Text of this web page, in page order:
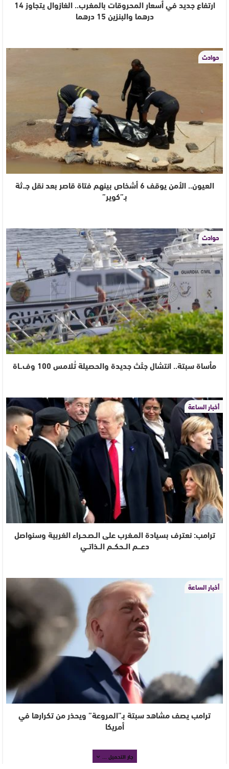
ارتفاع جديد في أسعار المحروقات بالمغرب.. الغازوال يتجاوز 14
درهما والبنزين 15 درهما
حوادث
العيون.. الأمن يوقف 6 أشخاص بينهم فتاة قاصر بعد نقل جـ.ثة
بـ”كوير”
حوادث
مأساة سبتة.. انتشال جثث جديدة والحصيلة تُلامس 100 وف.ـاة
أخبار الساعة
ترامب: نعترف بسيادة المـغرب على الـصـحـراء الغربية وسنواصل
دعـــم الــحكــم الــذاتــي
أخبار الساعة
ترامب يصف مشاهد سبتة بـ”المروعة” ويحذر من تكرارها في
أمريكا
جار التحميل ...